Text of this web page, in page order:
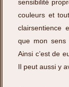
sensibilité
couleurs et
clairsentience
que mon sens
Ainsi c’est de
Il peut aussi y